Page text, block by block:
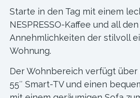
Starte in den Tag mit einem
NESPRESSO-Kaffee und all den
Annehmlichkeiten der stilvoll
Wohnung.
Der Wohnbereich verfügt
55″ Smart-TV und einen